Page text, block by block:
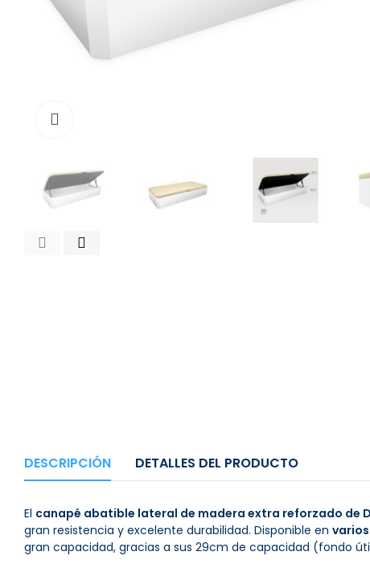
DESCRIPCIÓN DETALLES DEL PRODUCTO
El canapé abatible lateral de madera extra reforzado de
gran resistencia y excelente durabilidad. Disponible en
gran capacidad, gracias a sus 29cm de capacidad (fondo